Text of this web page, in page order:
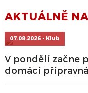
AKTUÁLNĚ
07.08.2026 • Klub
V pondělí začne
domácí